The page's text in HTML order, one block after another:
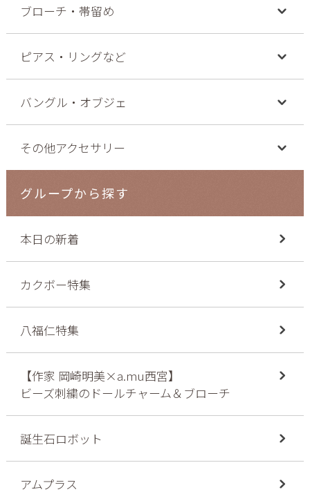
ブローチ・帯留め
ピアス・リングなど
バングル・オブジェ
その他アクセサリー
グループから探す
本日の新着
カクボー特集
八福仁特集
【作家 岡崎明美×a.mu西宮】
ビーズ刺繍のドールチャーム＆ブローチ
誕生石ロボット
アムプラス